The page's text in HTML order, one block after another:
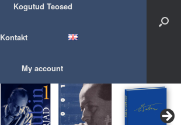
Kogutud Teosed
Kontakt
My account